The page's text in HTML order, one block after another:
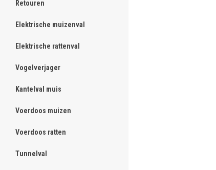
Retouren
Elektrische muizenval
Elektrische rattenval
Vogelverjager
Kantelval muis
Voerdoos muizen
Voerdoos ratten
Tunnelval